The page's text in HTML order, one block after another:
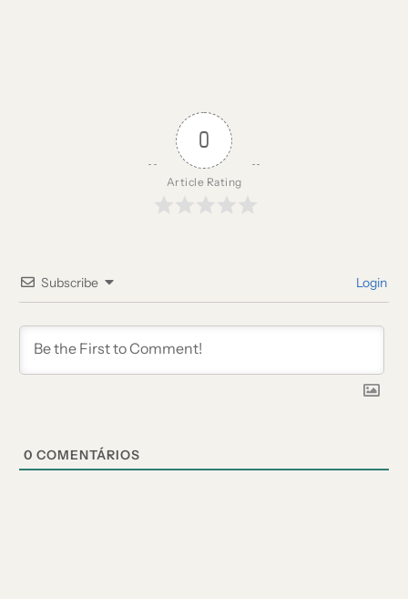
0
Article Rating
Subscribe Login
0 COMENTÁRIOS